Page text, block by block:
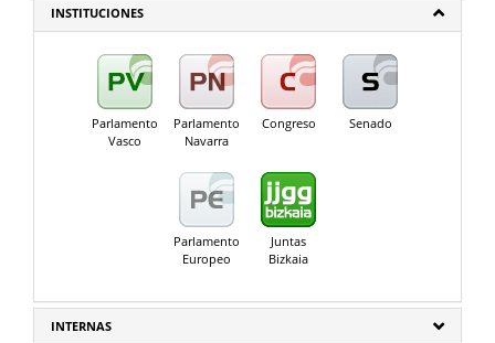
INSTITUCIONES
Parlamento
Vasco
Parlamento
Navarra
Congreso Senado
Parlamento
Europeo
Juntas
Bizkaia
INTERNAS